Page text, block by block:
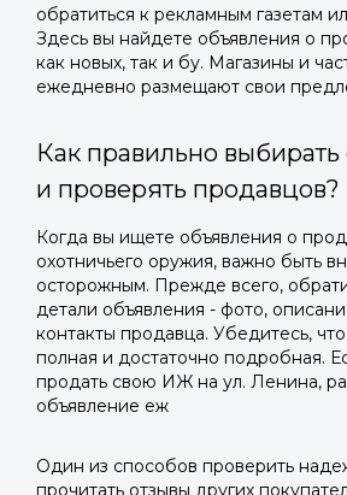
обратиться к рекламным газетам
Здесь вы найдете объявления о
как новых, так и бу. Магазины и
ежедневно размещают свои
Как правильно
и проверять продавцов?
Когда вы ищете объявления о
охотничьего оружия, важно быть
осторожным. Прежде всего,
детали объявления - фото,
контакты продавца. Убедитесь,
полная и достаточно подробная.
продать свою ИЖ на ул. Ленина,
объявление еж
Один из способов проверить
прочитать отзывы других